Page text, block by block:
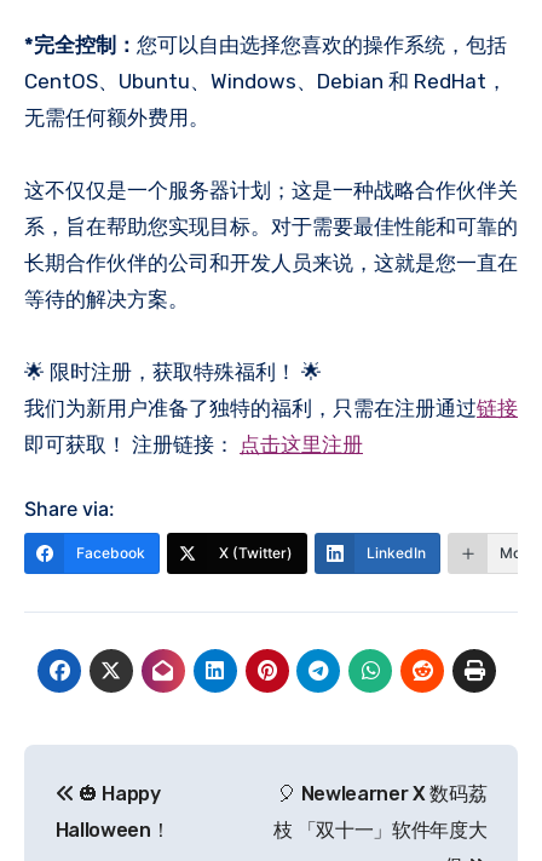
*完全控制： 您可以自由选择您喜欢的操作系统，包括
CentOS、Ubuntu、Windows、Debian 和 RedHat，
无需任何额外费用。
这不仅仅是一个服务器计划；这是一种战略合作伙伴关
系，旨在帮助您实现目标。对于需要最佳性能和可靠的
长期合作伙伴的公司和开发人员来说，这就是您一直在
等待的解决方案。
🌟 限时注册，获取特殊福利！ 🌟
我们为新用户准备了独特的福利，只需在注册通过链接
即可获取！ 注册链接： 点击这里注册
Share via:
Facebook X (Twitter) LinkedIn More
章
🎃 Happy
Halloween！
🎈 Newlearner X 数码荔
枝 「双十一」软件年度大